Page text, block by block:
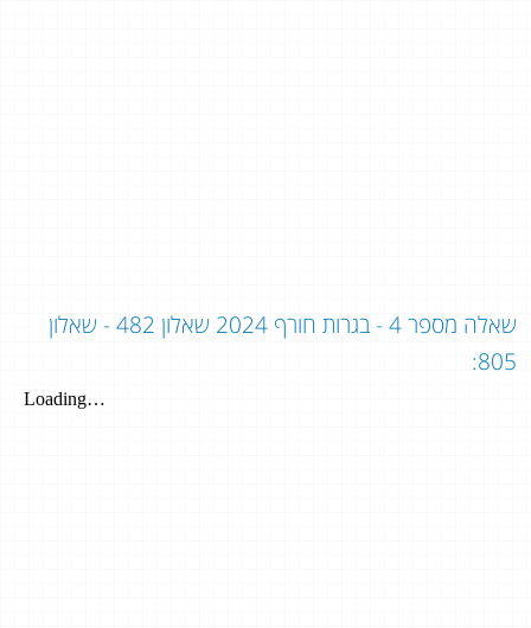
שאלה מספר 4 - בגרות חורף 2024 שאלון 482 - שאלון
805: